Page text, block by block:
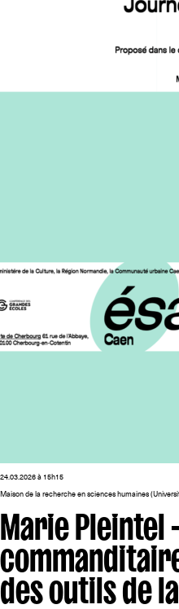
24.03.2026 à 15h15
Maison de la recherche en sciences humaines
Marie Pleintel
des outils de